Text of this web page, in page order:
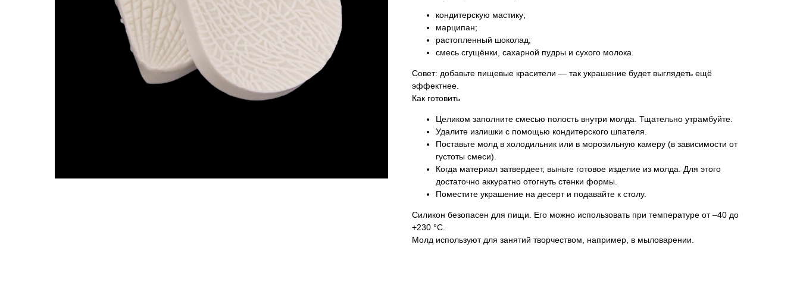
кондитерскую мастику;
марципан;
растопленный шоколад;
смесь сгущёнки, сахарной пудры и сухого молока.
Совет: добавьте пищевые красители — так украшение будет выглядеть ещё
эффектнее.
Как готовить
Целиком заполните смесью полость внутри молда. Тщательно утрамбуйте.
Удалите излишки с помощью кондитерского шпателя.
Поставьте молд в холодильник или в морозильную камеру (в зависимости от
густоты смеси).
Когда материал затвердеет, выньте готовое изделие из молда. Для этого
достаточно аккуратно отогнуть стенки формы.
Поместите украшение на десерт и подавайте к столу.
Силикон безопасен для пищи. Его можно использовать при температуре от –40 до
+230 °C.
Молд используют для занятий творчеством, например, в мыловарении.